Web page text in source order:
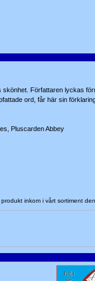
Författaren lyckas
ord, får här sin
Pluscarden Abbey
inkom i vårt sortiment